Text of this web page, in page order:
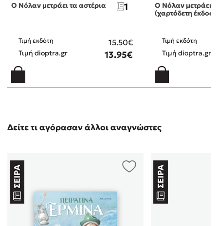
Ο Νόλαν μετράει τα αστέρια 1
Τιμή εκδότη 15.50€
Τιμή dioptra.gr 13.95€
Ο Νόλαν μετράει
(χαρτόδετη
Τιμή εκδότη
Τιμή dioptra.gr
Δείτε τι αγόρασαν άλλοι αναγνώστες